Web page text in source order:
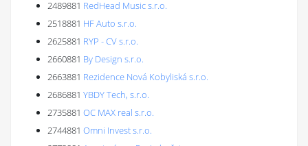
2489881 RedHead Music s.r.o.
2518881 HF Auto s.r.o.
2625881 RYP - CV s.r.o.
2660881 By Design s.r.o.
2663881 Rezidence Nová Kobyliská s.r.o.
2686881 YBDY Tech, s.r.o.
2735881 OC MAX real s.r.o.
2744881 Omni Invest s.r.o.